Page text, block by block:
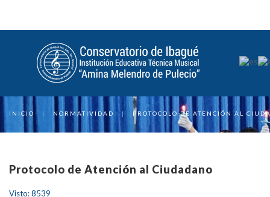
INICIO | NORMATIVIDAD | PROTOCOLO DE ATENCIÓN AL
Protocolo de Atención al Ciudadano
Visto: 8539